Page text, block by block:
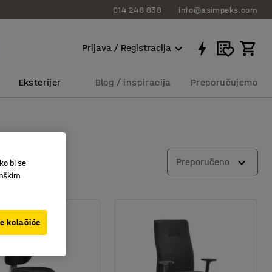
014 248 838 info@asimpeks.com
Prijava / Registracija
Eksterijer Blog / inspiracija Preporučujemo
Preporučeno
bi se
kolačiće